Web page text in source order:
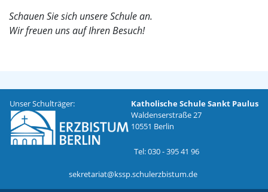
Schauen Sie sich unsere Schule an.
Wir freuen uns auf Ihren Besuch!
Unser Schulträger:
Katholische Schule Sankt Paulus
Waldenserstraße 27
10551 Berlin
Tel: 030 - 395 41 96
sekretariat@kssp.schulerzbistum.de